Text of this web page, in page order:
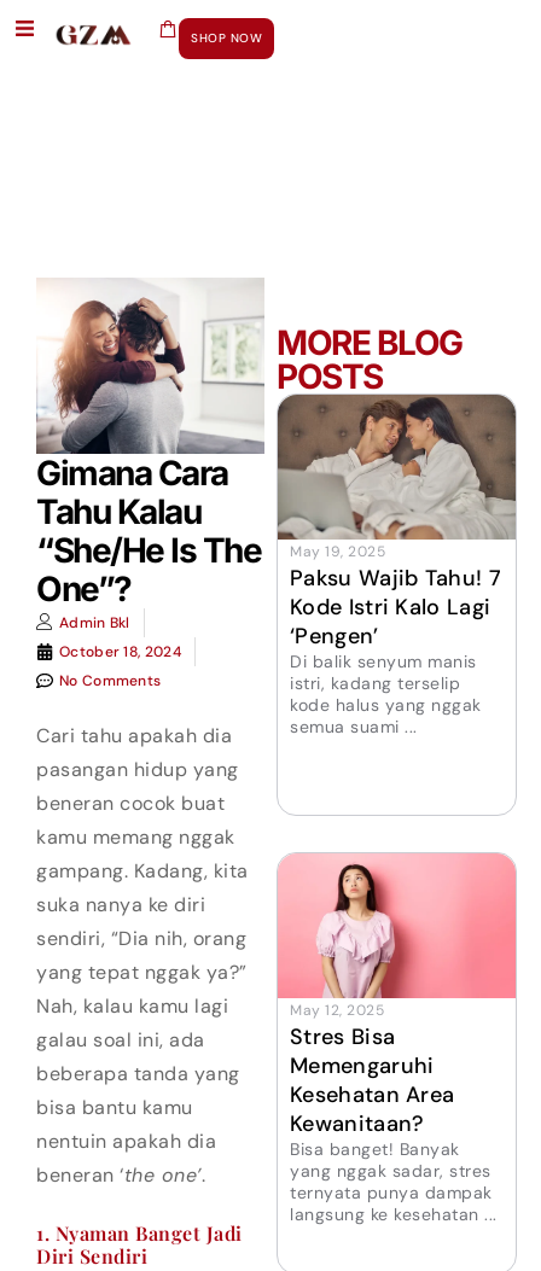
SHOP NOW
Gimana Cara
Tahu Kalau
“She/He Is The
One”?
Admin Bkl
October 18, 2024
No Comments
Cari tahu apakah dia
pasangan hidup yang
beneran cocok buat
kamu memang nggak
gampang. Kadang, kita
suka nanya ke diri
sendiri, “Dia nih, orang
yang tepat nggak ya?”
Nah, kalau kamu lagi
galau soal ini, ada
beberapa tanda yang
bisa bantu kamu
nentuin apakah dia
beneran ‘the one’.
1. Nyaman Banget Jadi
Diri Sendiri
MORE BLOG
POSTS
May 19, 2025
Paksu Wajib Tahu! 7
Kode Istri Kalo Lagi
‘Pengen’
Di balik senyum manis
istri, kadang terselip
kode halus yang nggak
semua suami ...
May 12, 2025
Stres Bisa
Memengaruhi
Kesehatan Area
Kewanitaan?
Bisa banget! Banyak
yang nggak sadar, stres
ternyata punya dampak
langsung ke kesehatan ...